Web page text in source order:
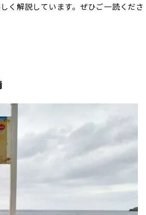
く解説しています。ぜひご一読くださ